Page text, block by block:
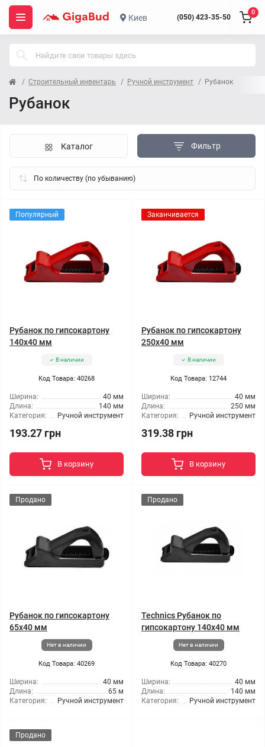
Киев (050) 423-35-50
0
Строительный инвентарь Ручной инструмент Рубанок
Рубанок
Фильтр
Каталог
Популярный
Рубанок по гипсокартону
140x40 мм
В наличии
Код Товара: 40268
Ширина:
40 мм
Длина:
140 мм
Категория:
Ручной инструмент
193.27 грн
В корзину
Заканчивается
Рубанок по гипсокартону
250x40 мм
В наличии
Код Товара: 12744
Ширина:
40 мм
Длина:
250 мм
Категория:
Ручной инструмент
319.38 грн
В корзину
Продано
Рубанок по гипсокартону
65x40 мм
Нет в наличии
Код Товара: 40269
Ширина:
40 мм
Длина:
65 м
Категория:
Ручной инструмент
Продано
Technics Рубанок по
гипсокартону 140x40 мм
Нет в наличии
Код Товара: 40270
Ширина:
40 мм
Длина:
140 мм
Категория:
Ручной инструмент
Продано